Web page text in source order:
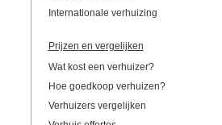
Internationale verhuizing
Prijzen en vergelijken
Wat kost een verhuizer?
Hoe goedkoop verhuizen?
Verhuizers vergelijken